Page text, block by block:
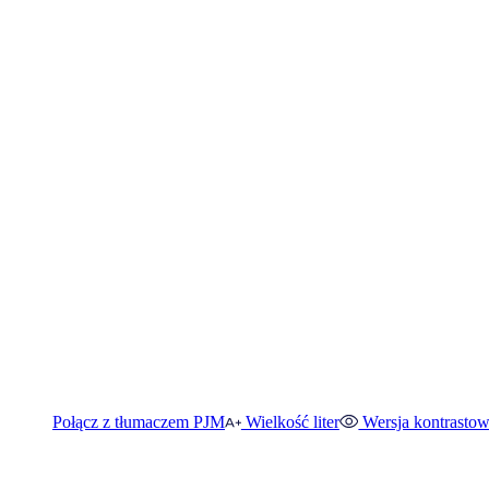
Połącz z tłumaczem PJM Wielkość liter Wersja